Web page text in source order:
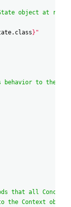
object at
. class }"
behavior to the
that all
the Context